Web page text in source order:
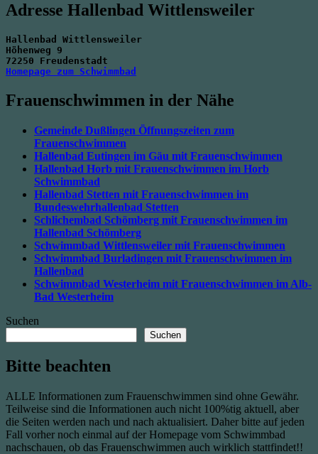
Adresse Hallenbad Wittlensweiler
Hallenbad Wittlensweiler
Höhenweg 9
72250 Freudenstadt
Homepage zum Schwimmbad
Frauenschwimmen in der Nähe
Gemeinde Dußlingen Öffnungszeiten zum
Frauenschwimmen
Hallenbad Eutingen im Gäu mit Frauenschwimmen
Hallenbad Horb mit Frauenschwimmen im Horb
Schwimmbad
Hallenbad Stetten mit Frauenschwimmen im
Bundeswehrhallenbad Stetten
Schlichembad Schömberg mit Frauenschwimmen im
Hallenbad Schömberg
Schwimmbad Wittlensweiler mit Frauenschwimmen
Schwimmbad Burladingen mit Frauenschwimmen im
Hallenbad
Schwimmbad Westerheim mit Frauenschwimmen im Alb-
Bad Westerheim
Suchen
Suchen
Bitte beachten
ALLE Informationen zum Frauenschwimmen sind ohne Gewähr.
Teilweise sind die Informationen auch nicht 100%tig aktuell, aber
die Seiten werden nach und nach aktualisiert. Daher bitte auf jeden
Fall vorher noch einmal auf der Homepage vom Schwimmbad
nachschauen, ob das Frauenschwimmen auch wirklich stattfindet!!